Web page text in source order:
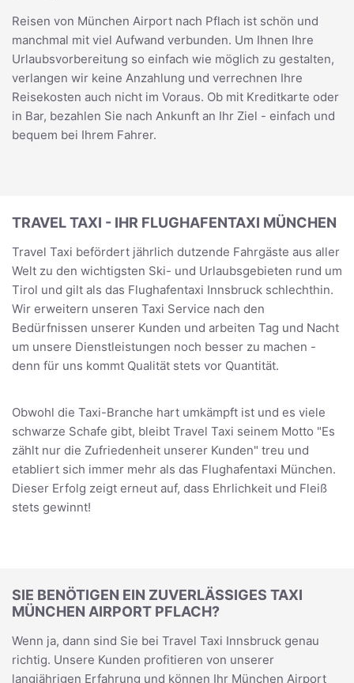
Reisen von München Airport nach Pflach ist schön und
manchmal mit viel Aufwand verbunden. Um Ihnen Ihre
Urlaubsvorbereitung so einfach wie möglich zu gestalten,
verlangen wir keine Anzahlung und verrechnen Ihre
Reisekosten auch nicht im Voraus. Ob mit Kreditkarte oder
in Bar, bezahlen Sie nach Ankunft an Ihr Ziel - einfach und
bequem bei Ihrem Fahrer.
TRAVEL TAXI - IHR FLUGHAFENTAXI MÜNCHEN
Travel Taxi befördert jährlich dutzende Fahrgäste aus aller
Welt zu den wichtigsten Ski- und Urlaubsgebieten rund um
Tirol und gilt als das Flughafentaxi Innsbruck schlechthin.
Wir erweitern unseren Taxi Service nach den
Bedürfnissen unserer Kunden und arbeiten Tag und Nacht
um unsere Dienstleistungen noch besser zu machen -
denn für uns kommt Qualität stets vor Quantität.
Obwohl die Taxi-Branche hart umkämpft ist und es viele
schwarze Schafe gibt, bleibt Travel Taxi seinem Motto "Es
zählt nur die Zufriedenheit unserer Kunden" treu und
etabliert sich immer mehr als das Flughafentaxi München.
Dieser Erfolg zeigt erneut auf, dass Ehrlichkeit und Fleiß
stets gewinnt!
SIE BENÖTIGEN EIN ZUVERLÄSSIGES TAXI
MÜNCHEN AIRPORT PFLACH?
Wenn ja, dann sind Sie bei Travel Taxi Innsbruck genau
richtig. Unsere Kunden profitieren von unserer
langjährigen Erfahrung und können Ihr München Airport